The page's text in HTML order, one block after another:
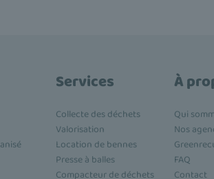
Services
Collecte des déchets
Valorisation
Location de bennes
Presse à balles
Compacteur de déchets
À
Qui
Nos
FAQ
Contact